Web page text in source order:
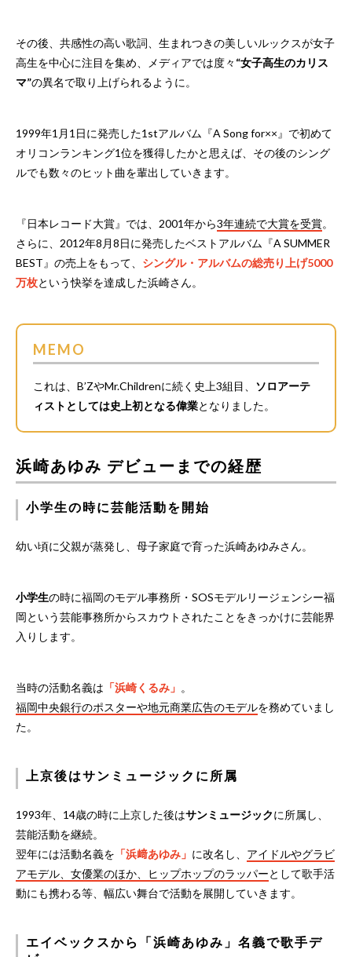
その後、共感性の高い歌詞、生まれつきの美しいルックスが女子
高生を中心に注目を集め、メディアでは度々 “女子高生のカリス
マ”の異名で取り上げられるように。
1999年1月1日に発売した1stアルバム『A Song for××』で初めて
オリコンランキング1位を獲得したかと思えば、その後のシング
ルでも数々のヒット曲を輩出していきます。
『日本レコード大賞』では、2001年から3年連続で大賞を受賞。
さらに、2012年8月8日に発売したベストアルバム『A SUMMER
BEST』の売上をもって、 シングル・アルバムの総売り上げ5000
万枚という快挙を達成した浜崎さん。
MEMO
これは、B’ZやMr.Childrenに続く史上3組目、 ソロアーテ
ィストとしては史上初となる偉業となりました。
浜崎あゆみ デビューまでの経歴
小学生の時に芸能活動を開始
幼い頃に父親が蒸発し、母子家庭で育った浜崎あゆみさん。
小学生の時に福岡のモデル事務所・SOSモデルリージェンシー福
岡という芸能事務所からスカウトされたことをきっかけに芸能界
入りします。
当時の活動名義は 「浜崎くるみ」 。
福岡中央銀行のポスターや地元商業広告のモデルを務めていまし
た。
上京後はサンミュージックに所属
1993年、14歳の時に上京した後はサンミュージックに所属し、
芸能活動を継続。
翌年には活動名義を 「浜﨑あゆみ」 に改名し、 アイドルやグラビ
アモデル、女優業のほか、ヒップホップのラッパーとして歌手活
動にも携わる等、幅広い舞台で活動を展開していきます。
エイベックスから「浜崎あゆみ」名義で歌手デ